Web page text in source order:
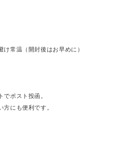
常温（開封後はお早めに）
ポスト投函。
にも便利です。